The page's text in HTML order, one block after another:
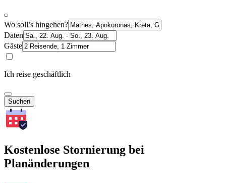
Wo soll’s hingehen?
Daten
Gäste
Ich reise geschäftlich
Suchen
Kostenlose Stornierung bei
Planänderungen